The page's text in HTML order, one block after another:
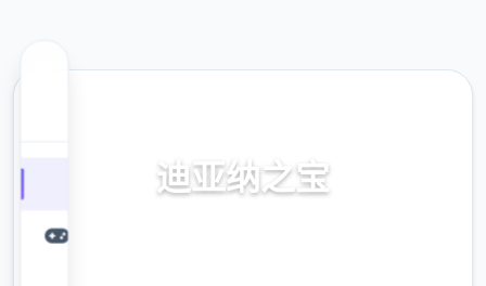
迪亚纳之宝